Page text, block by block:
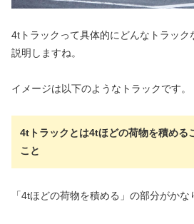
4tトラックって具体的にどんなトラック
説明しますね。
イメージは以下のようなトラックです。
4tトラックとは4tほどの荷物を積める
こと
「4tほどの荷物を積める」の部分がかな